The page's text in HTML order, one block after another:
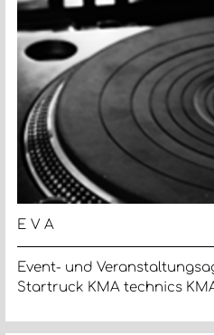
EVA
Event- und
Startruck KMA technics